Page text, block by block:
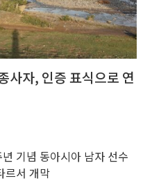
사자, 인증 표식으로 연
기념 동아시아 남자 선수
르서 개막